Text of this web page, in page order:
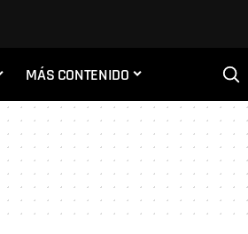
MÁS CONTENIDO